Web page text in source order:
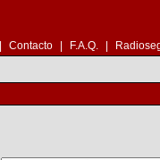
Contacto F.A.Q.